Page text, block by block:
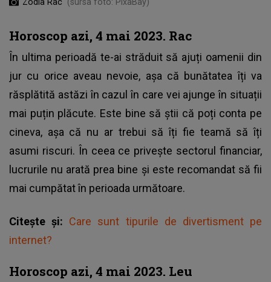
Horoscop azi, 4 mai 2023. Rac
În ultima perioadă te-ai străduit să ajuți oamenii din
jur cu orice aveau nevoie, așa că bunătatea îți va
răsplătită astăzi în cazul în care vei ajunge în situații
mai puțin plăcute. Este bine să știi că poți conta pe
cineva, așa că nu ar trebui să îți fie teamă să îți
asumi riscuri. În ceea ce privește sectorul financiar,
lucrurile nu arată prea bine și este recomandat să fii
mai cumpătat în perioada următoare.
Citește și: Care sunt tipurile de divertisment pe
internet?
Horoscop azi, 4 mai 2023. Leu